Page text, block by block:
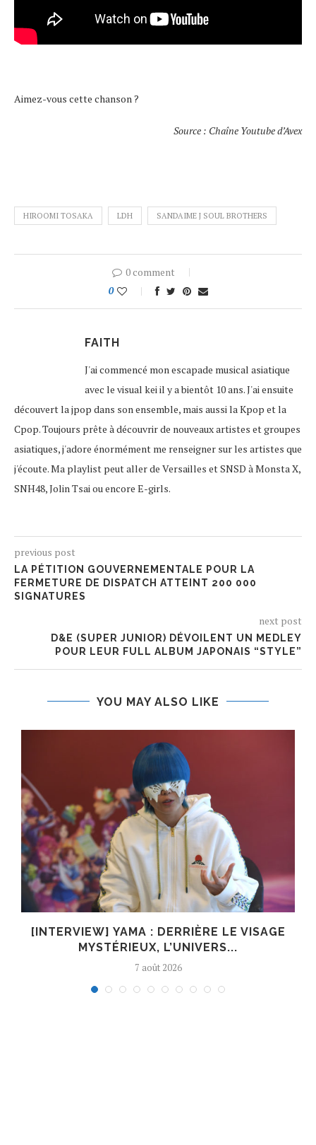
Aimez-vous cette chanson ?
Source : Chaîne Youtube d’Avex
HIROOMI TOSAKA LDH SANDAIME J SOUL BROTHERS
0 comment
0
FAITH
J'ai commencé mon escapade musical asiatique
avec le visual kei il y a bientôt 10 ans. J'ai ensuite
découvert la jpop dans son ensemble, mais aussi la Kpop et la
Cpop. Toujours prête à découvrir de nouveaux artistes et groupes
asiatiques, j'adore énormément me renseigner sur les artistes que
j'écoute. Ma playlist peut aller de Versailles et SNSD à Monsta X,
SNH48, Jolin Tsai ou encore E-girls.
previous post
LA PÉTITION GOUVERNEMENTALE POUR LA
FERMETURE DE DISPATCH ATTEINT 200 000
SIGNATURES
next post
D&E (SUPER JUNIOR) DÉVOILENT UN MEDLEY
POUR LEUR FULL ALBUM JAPONAIS “STYLE”
YOU MAY ALSO LIKE
[INTERVIEW] YAMA : DERRIÈRE LE VISAGE
MYSTÉRIEUX, L’UNIVERS...
7 août 2026